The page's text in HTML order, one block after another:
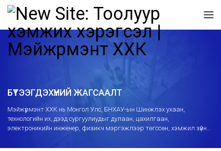
БҮТЭЭГДЭХҮҮНИЙ ЖАГСААЛТ
Mэйжүрмэнт ХХК нь Монгол Улс, БНХАУ-ын Шинжлэх ухаан,
технологийн их, дээд сургуулиудыг дулаан, цахилгаан,
электроникийн инженер, физикч мэргэжлээр төгссөн, хэмжил зүйн
бөгөөд хэмжих хэрэгслийн ашиглалт, суурилуулалт, засвартай